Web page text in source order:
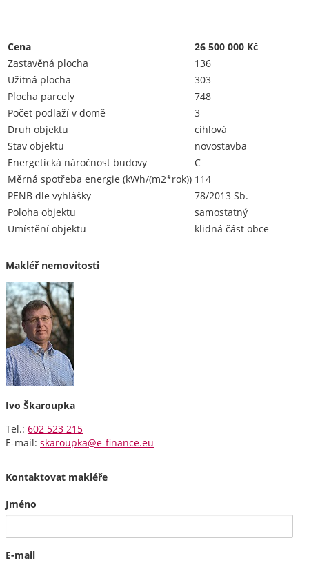
Cena
26 500 000 Kč
Zastavěná plocha
136
Užitná plocha
303
Plocha parcely
748
Počet podlaží v domě
3
Druh objektu
cihlová
Stav objektu
novostavba
Energetická náročnost budovy
C
Měrná spotřeba energie (kWh/(m2*rok)) 114
PENB dle vyhlášky
78/2013 Sb.
Poloha objektu
samostatný
Umístění objektu
klidná část obce
Makléř nemovitosti
Ivo Škaroupka
Tel.: 602 523 215
E-mail: skaroupka@e-finance.eu
Kontaktovat makléře
Jméno
E-mail